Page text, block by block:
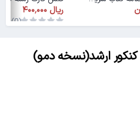
(0)
ارشد(نسخه دمو)